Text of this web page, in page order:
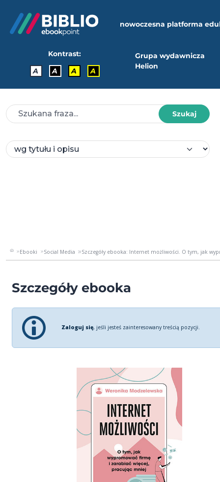
nowoczesna platforma
Kontrast:
A
A A A
Grupa wydawnicza
Helion
Szukaj
Ebooki Social Media Szczegóły ebooka: Internet możliwości. O tym, jak
Szczegóły ebooka
Zaloguj się, jeśli jesteś zainteresowany treścią pozycji.